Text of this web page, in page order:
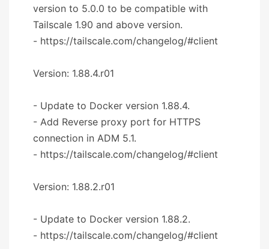
version to 5.0.0 to be compatible with
Tailscale 1.90 and above version.
- https://tailscale.com/changelog/#client
Version: 1.88.4.r01
- Update to Docker version 1.88.4.
- Add Reverse proxy port for HTTPS
connection in ADM 5.1.
- https://tailscale.com/changelog/#client
Version: 1.88.2.r01
- Update to Docker version 1.88.2.
- https://tailscale.com/changelog/#client